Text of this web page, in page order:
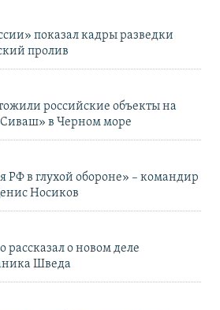
показал кадры разведки
пролив
российские объекты на
в Черном море
РФ в глухой обороне» – командир
Носиков
о новом деле
Шведа